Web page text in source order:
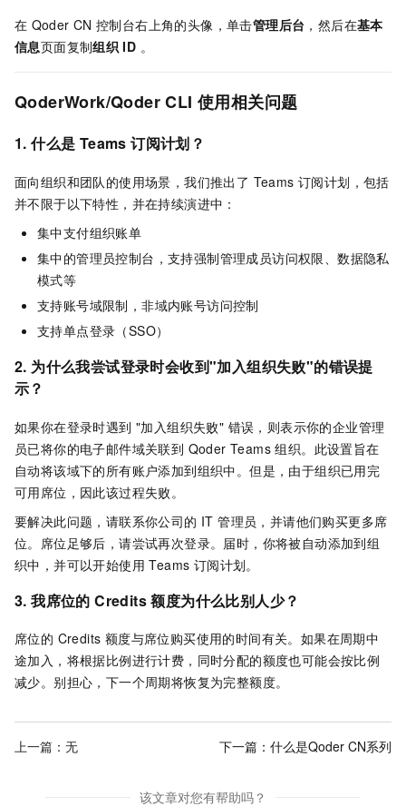
在 Qoder CN 控制台右上角的头像，单击管理后台 ，然后在基本
信息页面复制组织 ID 。
QoderWork/Qoder CLI 使用相关问题
1. 什么是 Teams 订阅计划？
面向组织和团队的使用场景，我们推出了 Teams 订阅计划，包括
并不限于以下特性，并在持续演进中：
集中支付组织账单
集中的管理员控制台，支持强制管理成员访问权限、数据隐私
模式等
支持账号域限制，非域内账号访问控制
支持单点登录（SSO）
2. 为什么我尝试登录时会收到"加入组织失败"的错误提
示？
如果你在登录时遇到 "加入组织失败" 错误，则表示你的企业管理
员已将你的电子邮件域关联到 Qoder Teams 组织。此设置旨在
自动将该域下的所有账户添加到组织中。但是，由于组织已用完
可用席位，因此该过程失败。
要解决此问题，请联系你公司的 IT 管理员，并请他们购买更多席
位。席位足够后，请尝试再次登录。届时，你将被自动添加到组
织中，并可以开始使用 Teams 订阅计划。
3. 我席位的 Credits 额度为什么比别人少？
席位的 Credits 额度与席位购买使用的时间有关。如果在周期中
途加入，将根据比例进行计费，同时分配的额度也可能会按比例
减少。别担心，下一个周期将恢复为完整额度。
上一篇：无 下一篇： 什么是Qoder CN系列
该文章对您有帮助吗？